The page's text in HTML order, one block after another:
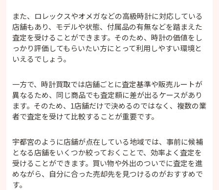
また、ロレックスやオメガなどの高級時計に対応している
店舗もあり、モデルや状態、付属品の有無などを踏まえた
査定を受けることができます。そのため、時計の価値をし
っかり評価してもらいたい方にとって利用しやすい環境と
いえるでしょう。
一方で、時計買取では店舗ごとに査定基準や販売ルートが
異なるため、同じ商品でも査定額に差が出るケースがあり
ます。そのため、1店舗だけで決めるのではなく、複数の業
者で査定を受けて比較することが重要です。
宇都宮のように店舗が点在している地域では、事前に候補
となる店舗をいくつか絞っておくことで、効率よく査定を
受けることができます。買い物や外出のついでに査定を進
めながら、自分に合った売却先を見つけるのがおすすめで
す。